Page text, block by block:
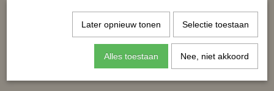
Later opnieuw tonen Selectie toestaan
Alles toestaan Nee, niet akkoord